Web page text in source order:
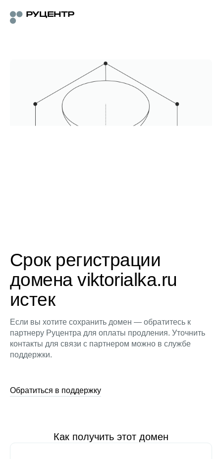
Срок регистрации
домена viktorialka.ru
истек
Если вы хотите сохранить домен — обратитесь к
партнеру Руцентра для оплаты продления. Уточнить
контакты для связи с партнером можно в службе
поддержки.
Обратиться в поддержку
Как получить этот домен